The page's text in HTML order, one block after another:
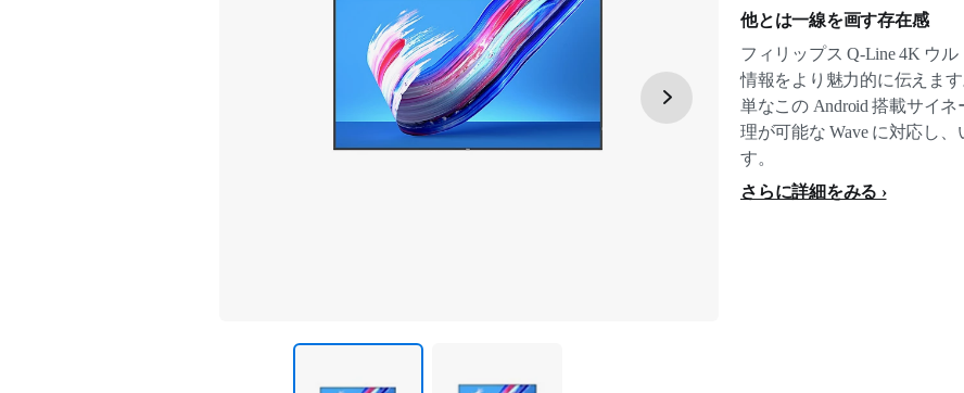
他とは一線を画す存在感
フィリップス Q-Line 4K ウ
情報をより魅力的に伝えま
単なこの Android 搭載サイ
理が可能な Wave に対応し
す。
さらに詳細をみる